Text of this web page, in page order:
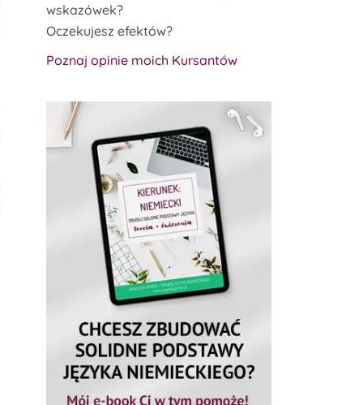
wskazówek?
Oczekujesz efektów?
Poznaj opinie moich Kursantów